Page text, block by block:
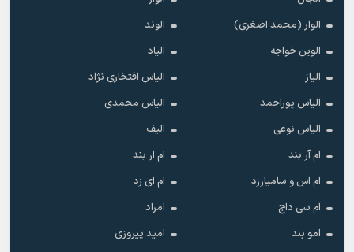
الوار (محمد اصغری)
الوند
الوین خواجه
الیاد
الیاز
الیاس افتخاری نژاد
الیاس پوراحمد
الیاس محمدی
الیاس نوعی
الیف
ام آر بند
ام ار بند
ام اس و سامیارزد
ام ای زد
ام سی داج
امراد
امو بند
امید پیروزی